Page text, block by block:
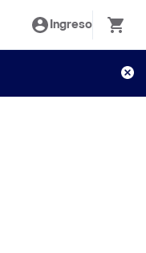
Ingreso